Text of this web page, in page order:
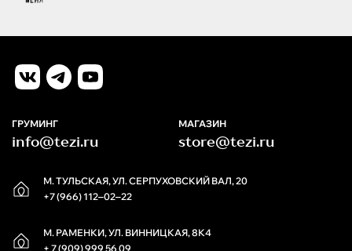
М. ТУЛЬСКАЯ, УЛ. СЕРПУХОВСКИЙ ВАЛ, 20
+7 (966) 112‒02‒22
М. РАМЕНКИ, УЛ. ВИННИЦКАЯ, 8К4
+ 7 (909) 999 56 09
ГРУМИНГ
info@tezi.ru
МАГАЗИН
store@tezi.ru